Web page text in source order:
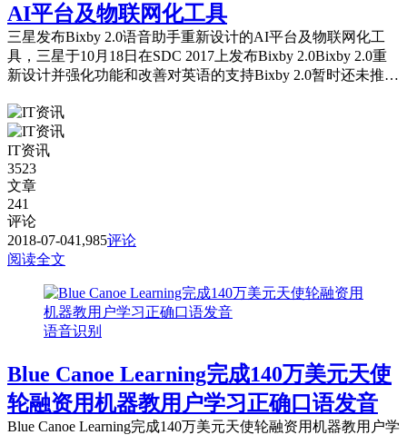
AI平台及物联网化工具
三星发布Bixby 2.0语音助手重新设计的AI平台及物联网化工
具，三星于10月18日在SDC 2017上发布Bixby 2.0Bixby 2.0重
新设计并强化功能和改善对英语的支持Bixby 2.0暂时还未推出
IT资讯
3523
文章
241
评论
2018-07-041,985评论
阅读全文
语音识别
Blue Canoe Learning完成140万美元天使
轮融资用机器教用户学习正确口语发音
Blue Canoe Learning完成140万美元天使轮融资用机器教用户学